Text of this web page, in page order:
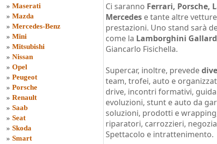
» Maserati
» Mazda
» Mercedes-Benz
» Mini
» Mitsubishi
» Nissan
» Opel
» Peugeot
» Porsche
» Renault
» Saab
» Seat
» Skoda
» Smart
Ci saranno Ferrari, Porsche,
Mercedes e tante altre
prestazioni. Uno stand sarà
come la Lamborghini
Giancarlo Fisichella.
Supercar, inoltre, prevede
team, trofei, auto e
drive, incontri formativi,
evoluzioni, stunt e auto da
soluzioni, prodotti e
riparatori, carrozzieri,
Spettacolo e intrattenimento.